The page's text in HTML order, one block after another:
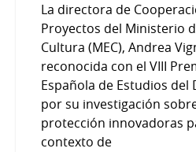
La directora de
Proyectos del Ministerio
Cultura (MEC), Andrea
reconocida con el VIII
Española de Estudios del
por su investigación
protección innovadoras
contexto de